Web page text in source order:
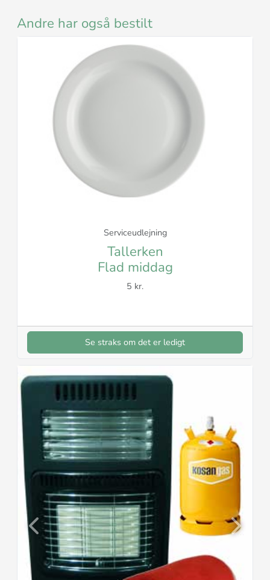
Andre har også bestilt
Serviceudlejning
Tallerken
Flad middag
5 kr.
Se straks om det er ledigt
Previous Next